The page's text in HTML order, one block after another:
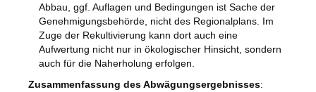
Abbau, ggf. Auflagen und Bedingungen ist Sache der
Genehmigungsbehörde, nicht des Regionalplans. Im
Zuge der Rekultivierung kann dort auch eine
Aufwertung nicht nur in ökologischer Hinsicht, sondern
auch für die Naherholung erfolgen.
Zusammenfassung des Abwägungsergebnisses: